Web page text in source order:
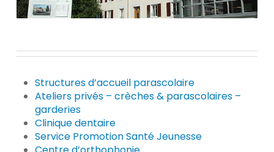
Structures d’accueil parascolaire
Ateliers privés – crèches & parascolaires –
garderies
Clinique dentaire
Service Promotion Santé Jeunesse